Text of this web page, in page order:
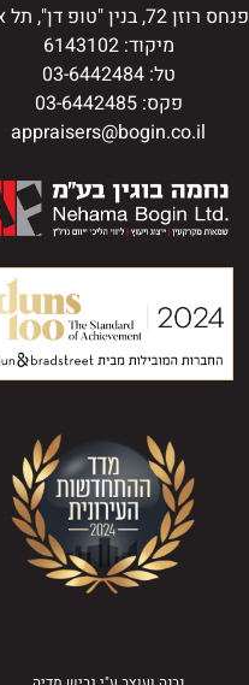
פנחס רוזן 72, בנין "טופ דן", תל אביב
מיקוד: 6143102
טל: 03-6442484
פקס: 03-6442485
appraisers@bogin.co.il